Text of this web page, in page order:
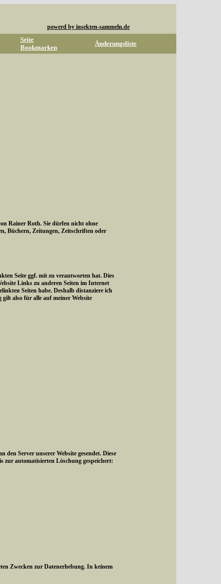
powerd by insekten-sammeln.de
Seite
Bookmarken
Änderungsliste
Rainer Roth. Sie dürfen nicht ohne
Büchern, Zeitungen, Zeitschriften oder
Seite ggf. mit zu verantworten hat. Dies
Links zu anderen Seiten im Internet
Seiten habe. Deshalb distanziere ich
also für alle auf meiner Website
Server unserer Website gesendet. Diese
zur automatisierten Löschung gespeichert:
Zwecken zur Datenerhebung. In keinem